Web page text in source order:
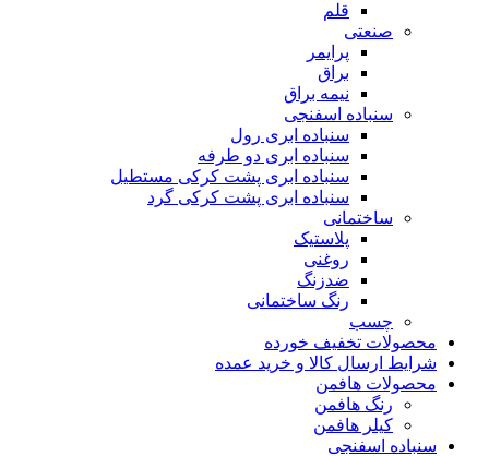
قلم
صنعتی
پرایمر
براق
نیمه براق
سنباده اسفنجی
سنباده ابری رول
سنباده ابری دو طرفه
سنباده ابری پشت کرکی مستطیل
سنباده ابری پشت کرکی گرد
ساختمانی
پلاستیک
روغنی
ضدزنگ
رنگ ساختمانی
چسب
محصولات تخفیف خورده
شرایط ارسال کالا و خرید عمده
محصولات هافمن
رنگ هافمن
کیلر هافمن
سنباده اسفنجی